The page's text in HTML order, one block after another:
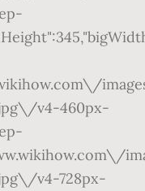
v4-460px-
v4-728px-